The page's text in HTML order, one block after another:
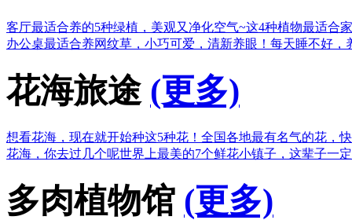
客厅最适合养的5种绿植，美观又净化空气~这4种植物最适合
办公桌最适合养网纹草，小巧可爱，清新养眼！ 每天睡不好，
花海旅途 (更多)
想看花海，现在就开始种这5种花！ 全国各地最有名气的花，
花海，你去过几个呢世界上最美的7个鲜花小镇子，这辈子一
多肉植物馆 (更多)